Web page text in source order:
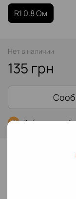
R1 0.8 Ом
Нет в наличии
135 грн
% Войтидля